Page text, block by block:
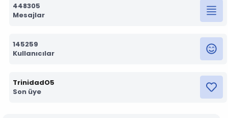
448305
Mesajlar
145259
Kullanıcılar
TrinidadO5
Son üye